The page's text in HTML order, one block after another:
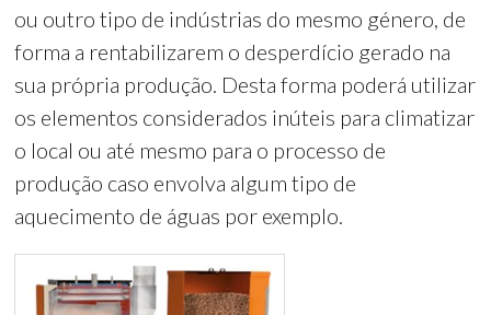
ou outro tipo de indústrias do mesmo género, de
forma a rentabilizarem o desperdício gerado na
sua própria produção. Desta forma poderá utilizar
os elementos considerados inúteis para climatizar
o local ou até mesmo para o processo de
produção caso envolva algum tipo de
aquecimento de águas por exemplo.